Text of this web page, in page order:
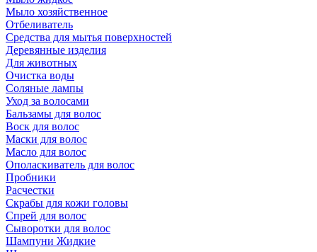
Мыло хозяйственное
Отбеливатель
Средства для мытья поверхностей
Деревянные изделия
Для животных
Очистка воды
Соляные лампы
Уход за волосами
Бальзамы для волос
Воск для волос
Маски для волос
Масло для волос
Ополаскиватель для волос
Пробники
Расчестки
Скрабы для кожи головы
Спрей для волос
Сыворотки для волос
Шампуни Жидкие